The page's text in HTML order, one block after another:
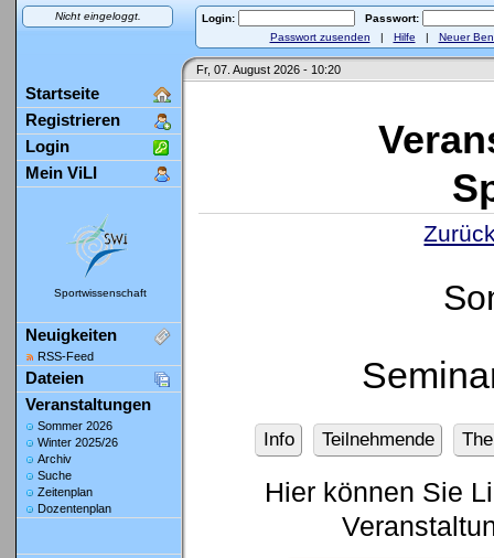
Nicht eingeloggt. Login:
Passwort:
Passwort zusenden | Hilfe | Neuer
Fr, 07. August 2026 - 10:20
Startseite
Registrieren
Login
Mein ViLI
Sportwissenschaft
Neuigkeiten
RSS-Feed
Dateien
Veranstaltungen
Sommer 2026
Winter 2025/26
Archiv
Suche
Zeitenplan
Dozentenplan
Info Teilnehmende
Hier können Sie